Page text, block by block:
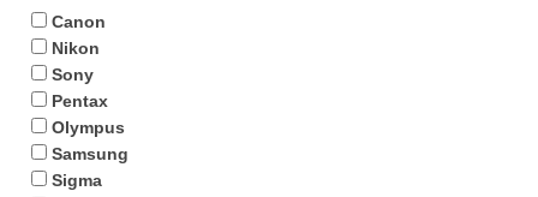
Canon
Nikon
Sony
Pentax
Olympus
Samsung
Sigma